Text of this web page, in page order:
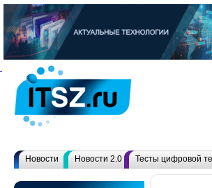
Новости Новости 2.0 Тесты цифровой